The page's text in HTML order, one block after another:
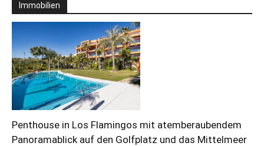
Immobilien
Penthouse in Los Flamingos mit atemberaubendem
Panoramablick auf den Golfplatz und das Mittelmeer